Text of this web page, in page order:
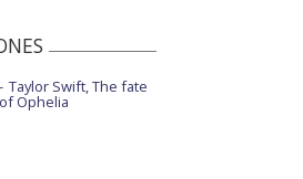
Taylor Swift, The fate
of Ophelia